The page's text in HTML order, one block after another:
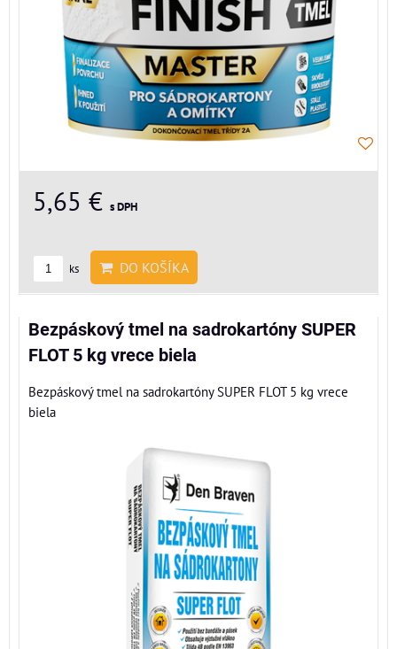
5,65 € s DPH
ks DO KOŠÍKA
Bezpáskový tmel na sadrokartóny SUPER
FLOT 5 kg vrece biela
Bezpáskový tmel na sadrokartóny SUPER FLOT 5 kg vrece
biela